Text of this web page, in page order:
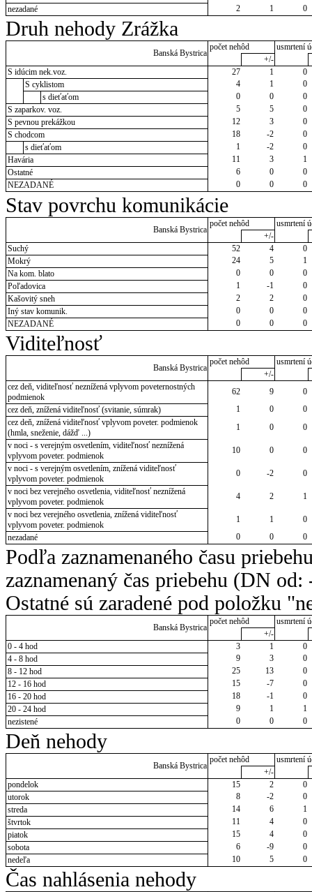
nezadané
2 1 0
Druh nehody Zrážka
Banská Bystrica
počet nehôd
usmrtení
+/-
S idúcim nek.voz.
27 1
0
S cyklistom
4 1
0
s dieťaťom
0 0
0
S zaparkov. voz.
5 5
0
S pevnou prekážkou
12 3
0
S chodcom
18 -2
0
s dieťaťom
1 -2
0
Havária
11 3
1
Ostatné
6 0
0
NEZADANÉ
0 0 0
Stav povrchu komunikácie
Banská Bystrica
počet nehôd
usmrtení
+/-
Suchý
52 4
0
Mokrý
24 5
1
Na kom. blato
0 0
0
Poľadovica
1 -1
0
Kašovitý sneh
2 2
0
Iný stav komunik.
0 0
0
NEZADANÉ
0 0 0
Viditeľnosť
Banská Bystrica
počet nehôd
usmrtení
+/-
cez deň, viditeľnosť neznížená vplyvom poveternostných
podmienok
62 9
0
cez deň, znížená viditeľnosť (svitanie, súmrak)
1 0
0
cez deň, znížená viditeľnosť vplyvom poveter. podmienok
(hmla, sneženie, dážď ...)
1 0
0
v noci - s verejným osvetlením, viditeľnosť neznížená
vplyvom poveter. podmienok
10 0
0
v noci - s verejným osvetlením, znížená viditeľnosť
vplyvom poveter. podmienok
0 -2
0
v noci bez verejného osvetlenia, viditeľnosť neznížená
vplyvom poveter. podmienok
4 2
1
v noci bez verejného osvetlenia, znížená viditeľnosť
vplyvom poveter. podmienok
1 1
0
nezadané
0 0 0
Podľa zaznamenaného času
zaznamenaný čas priebehu (DN
Ostatné sú zaradené pod položku
Banská Bystrica
počet nehôd
usmrtení
+/-
0 - 4 hod
3 1
0
4 - 8 hod
9 3
0
8 - 12 hod
25 13
0
12 - 16 hod
15 -7
0
16 - 20 hod
18 -1
0
20 - 24 hod
9 1
1
nezistené
0 0 0
Deň nehody
Banská Bystrica
počet nehôd
usmrtení
+/-
pondelok
15 2
0
utorok
8 -2
0
streda
14 6
1
štvrtok
11 4
0
piatok
15 4
0
sobota
6 -9
0
nedeľa
10 5 0
Čas nahlásenia nehody